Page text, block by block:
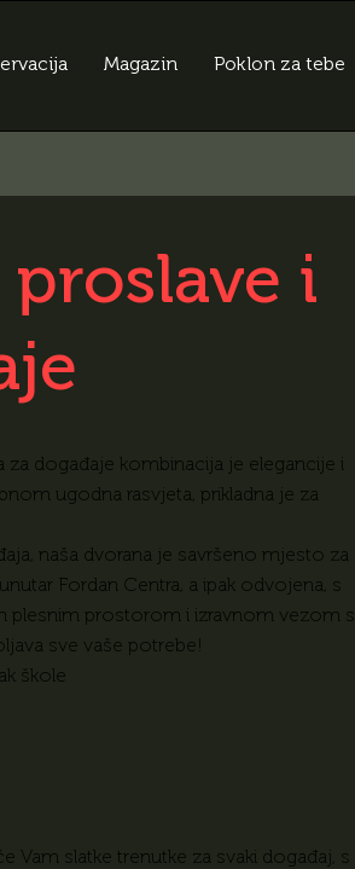
Magazin Poklon za tebe
proslave i
za događaje kombinacija je elegancije i
ugodna rasvjeta, prikladna je za
naša dvorana je savršeno mjesto za
Fordan Centra, a ipak odvojena, s
plesnim prostorom i izravnom vezom s
sve vaše potrebe!
škole
Vam slatke trenutke za svaki događaj, s